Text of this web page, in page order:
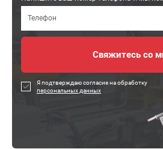
Я подтверждаю согласие на обработку
персональных данных